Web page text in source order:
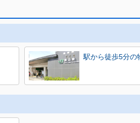
駅から徒歩5分の